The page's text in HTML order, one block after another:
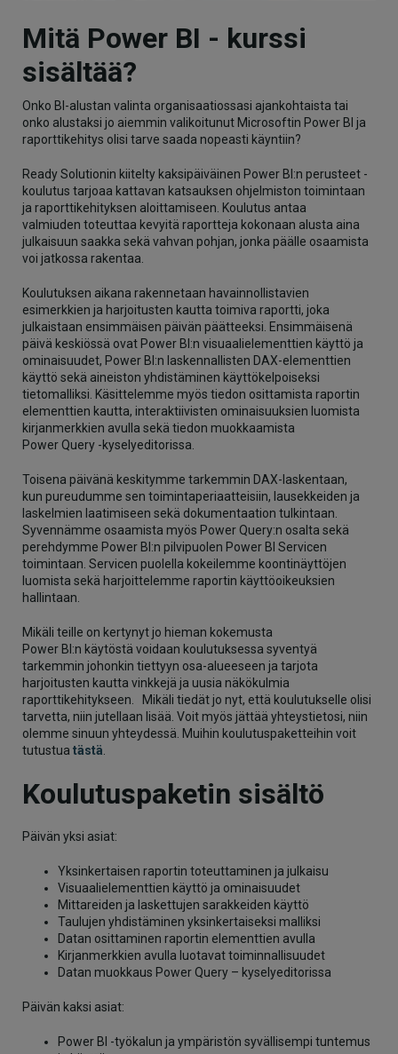
Mitä Power BI - kurssi
sisältää?
Onko BI-alustan valinta organisaatiossasi ajankohtaista tai
onko alustaksi jo aiemmin valikoitunut Microsoftin Power BI ja
raporttikehitys olisi tarve saada nopeasti käyntiin?
Ready Solutionin kiitelty kaksipäiväinen Power BI:n perusteet -
koulutus tarjoaa kattavan katsauksen ohjelmiston toimintaan
ja raporttikehityksen aloittamiseen. Koulutus antaa
valmiuden toteuttaa kevyitä raportteja kokonaan alusta aina
julkaisuun saakka sekä vahvan pohjan, jonka päälle osaamista
voi jatkossa rakentaa.
Koulutuksen aikana rakennetaan havainnollistavien
esimerkkien ja harjoitusten kautta toimiva raportti, joka
julkaistaan ensimmäisen päivän päätteeksi. Ensimmäisenä
päivä keskiössä ovat Power BI:n visuaalielementtien käyttö ja
ominaisuudet, Power BI:n laskennallisten DAX-elementtien
käyttö sekä aineiston yhdistäminen käyttökelpoiseksi
tietomalliksi. Käsittelemme myös tiedon osittamista raportin
elementtien kautta, interaktiivisten ominaisuuksien luomista
kirjanmerkkien avulla sekä tiedon muokkaamista
Power Query -kyselyeditorissa.
Toisena päivänä keskitymme tarkemmin DAX-laskentaan,
kun pureudumme sen toimintaperiaatteisiin, lausekkeiden ja
laskelmien laatimiseen sekä dokumentaation tulkintaan.
Syvennämme osaamista myös Power Query:n osalta sekä
perehdymme Power BI:n pilvipuolen Power BI Servicen
toimintaan. Servicen puolella kokeilemme koontinäyttöjen
luomista sekä harjoittelemme raportin käyttöoikeuksien
hallintaan.
Mikäli teille on kertynyt jo hieman kokemusta
Power BI:n käytöstä voidaan koulutuksessa syventyä
tarkemmin johonkin tiettyyn osa-alueeseen ja tarjota
harjoitusten kautta vinkkejä ja uusia näkökulmia
raporttikehitykseen. Mikäli tiedät jo nyt, että koulutukselle olisi
tarvetta, niin jutellaan lisää. Voit myös jättää yhteystietosi, niin
olemme sinuun yhteydessä. Muihin koulutuspaketteihin voit
tutustua tästä
Koulutuspaketin sisältö
Päivän yksi asiat:
Yksinkertaisen raportin toteuttaminen ja julkaisu
Visuaalielementtien käyttö ja ominaisuudet
Mittareiden ja laskettujen sarakkeiden käyttö
Taulujen yhdistäminen yksinkertaiseksi malliksi
Datan osittaminen raportin elementtien avulla
Kirjanmerkkien avulla luotavat toiminnallisuudet
Datan muokkaus Power Query – kyselyeditorissa
Päivän kaksi asiat:
Power BI -työkalun ja ympäristön syvällisempi tuntemus